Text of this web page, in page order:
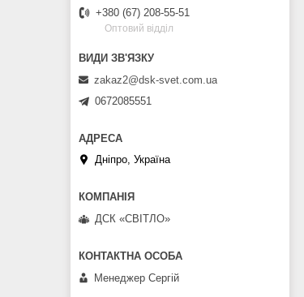
+380 (67) 208-55-51
Оптовий відділ
zakaz2@dsk-svet.com.ua
0672085551
Дніпро, Україна
ДСК «СВІТЛО»
Менеджер Сергій